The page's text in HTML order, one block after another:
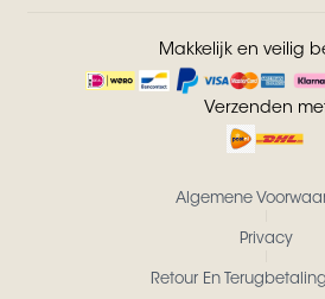
Makkelijk en veilig
Verzenden
Algemene
Privacy
Retour En